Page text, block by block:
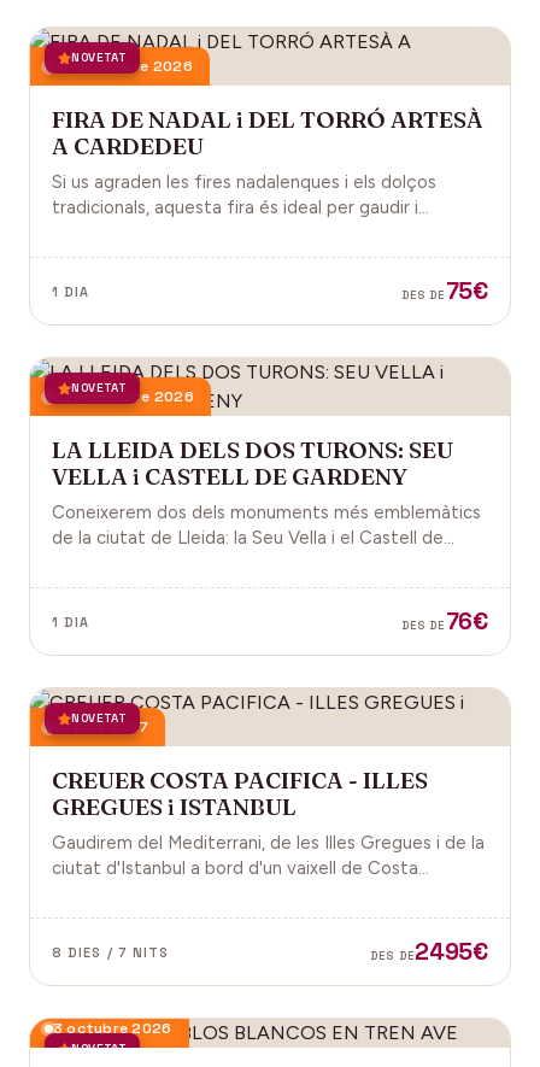
NOVETAT
13 desembre 2026
FIRA DE NADAL i DEL TORRÓ ARTESÀ
A CARDEDEU
Si us agraden les fires nadalenques i els dolços
tradicionals, aquesta fira és ideal per gaudir i
1 DIA DES DE 75€
NOVETAT
21 novembre 2026
LA LLEIDA DELS DOS TURONS: SEU
VELLA i CASTELL DE GARDENY
Coneixerem dos dels monuments més emblemàtics
de la ciutat de Lleida: la Seu Vella i el Castell de
1 DIA DES DE 76€
NOVETAT
18 juny 2027
CREUER COSTA PACIFICA - ILLES
GREGUES i ISTANBUL
Gaudirem del Mediterrani, de les Illes Gregues i de la
ciutat d'Istanbul a bord d'un vaixell de Costa
8 DIES / 7 NITS DES DE2495€
NOVETAT
3 octubre 2026